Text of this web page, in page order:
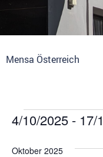
Mensa Österreich
4/10/2025 - 17/
Oktober 2025